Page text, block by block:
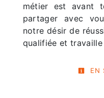
métier est avant
partager avec
notre désir de
qualifiée et
EN